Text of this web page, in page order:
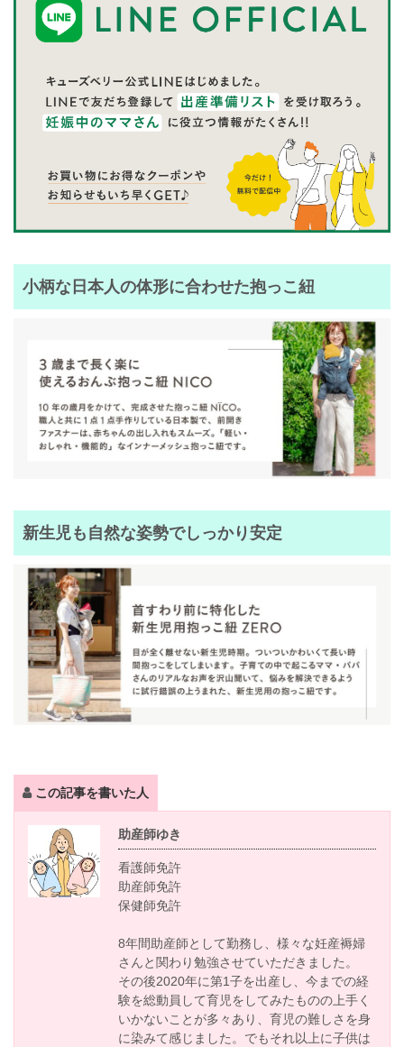
小柄な日本人の体形に合わせた抱っこ紐
新生児も自然な姿勢でしっかり安定
この記事を書いた人
助産師ゆき
看護師免許
助産師免許
保健師免許
8年間助産師として勤務し、様々な妊産褥婦
さんと関わり勉強させていただきました。
その後2020年に第1子を出産し、今までの経
験を総動員して育児をしてみたものの上手く
いかないことが多々あり、育児の難しさを身
に染みて感じました。でもそれ以上に子供は